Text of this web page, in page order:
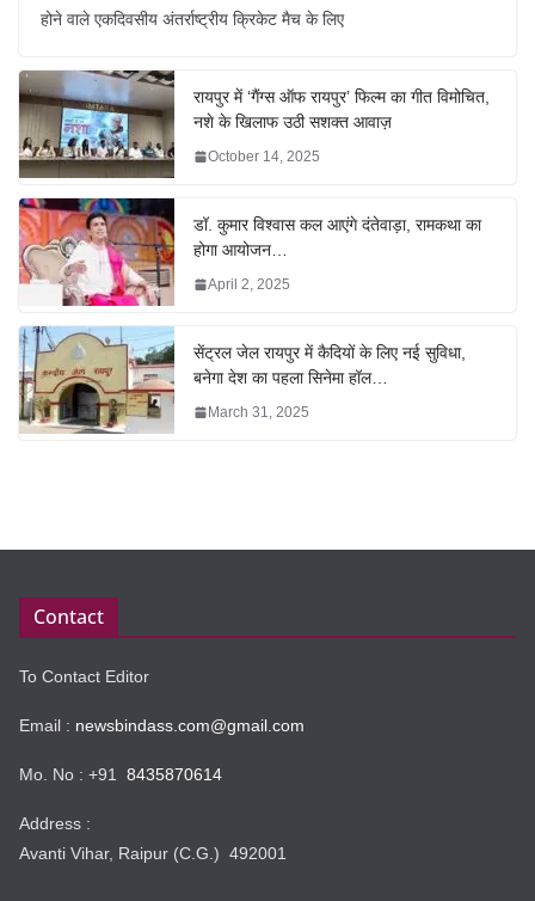
होने वाले एकदिवसीय अंतर्राष्ट्रीय क्रिकेट मैच के लिए
रायपुर में ‘गैंग्स ऑफ रायपुर’ फिल्म का गीत विमोचित,
नशे के खिलाफ उठी सशक्त आवाज़
October 14, 2025
डॉ. कुमार विश्वास कल आएंगे दंतेवाड़ा, रामकथा का
होगा आयोजन…
April 2, 2025
सेंट्रल जेल रायपुर में कैदियों के लिए नई सुविधा,
बनेगा देश का पहला सिनेमा हॉल…
March 31, 2025
Contact
To Contact Editor
Email : newsbindass.com@gmail.com
Mo. No : +91 8435870614
Address :
Avanti Vihar, Raipur (C.G.) 492001